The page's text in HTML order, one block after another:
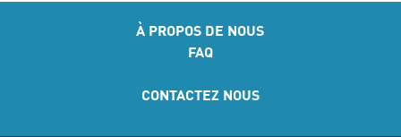
À PROPOS DE NOUS
FAQ
CONTACTEZ NOUS